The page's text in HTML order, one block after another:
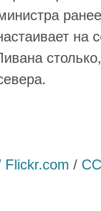
на
Flickr.com /